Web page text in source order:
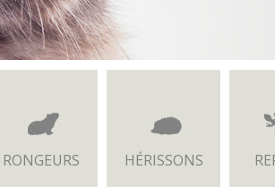
RONGEURS HÉRISSONS